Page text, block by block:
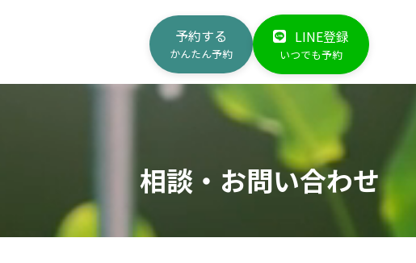
予約する
かんたん予約
LINE登録
いつでも予約
相談・お問い合わせ